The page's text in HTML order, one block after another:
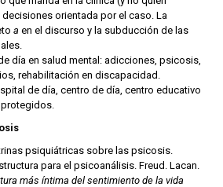
orientada por el caso. La
a en el discurso y la subducción de las
día en salud mental: adicciones, psicosis,
rehabilitación en discapacidad.
de día, centro de día, centro educativo
psiquiátricas sobre las psicosis.
para el psicoanálisis. Freud. Lacan.
más íntima del sentimiento de la vida